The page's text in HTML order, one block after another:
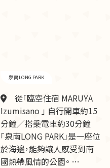
泉南LONG PARK
從「臨空住宿 MARUYA
Izumisano 」 自行開車約15
分鐘／搭乗電車約30分鐘
「泉南LONG PARK」是一座位
於海邊，能夠讓人感受到南
國熱帶風情的公園。 …